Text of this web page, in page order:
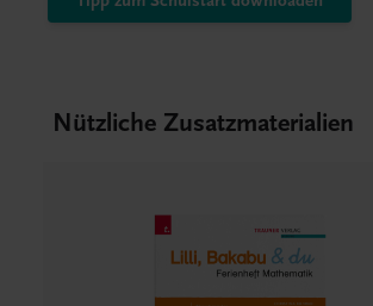
Nützliche Zusatzmaterialien